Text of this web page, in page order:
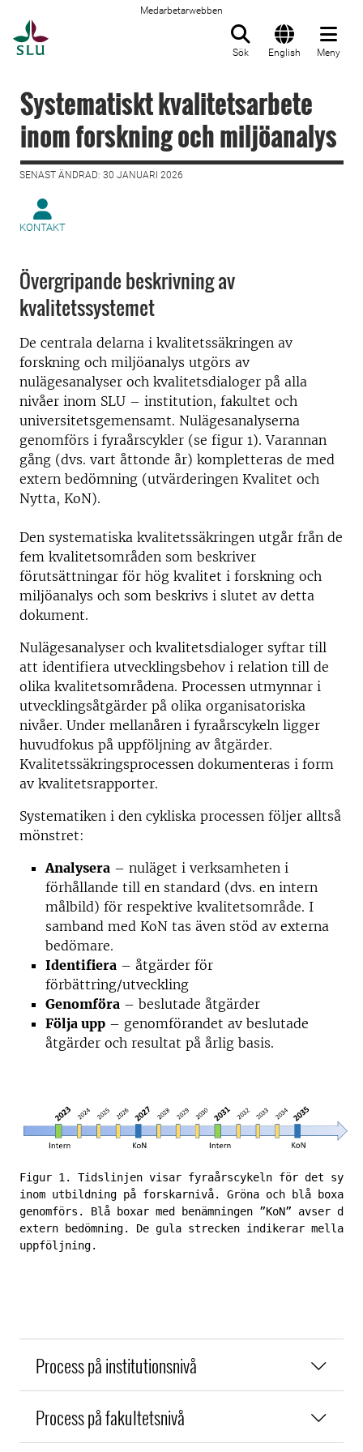
Medarbetarwebben
Sök English Meny
Systematiskt kvalitetsarbete
inom forskning och miljöanalys
SENAST ÄNDRAD: 30 JANUARI 2026
KONTAKT
Övergripande beskrivning av
kvalitetssystemet
De centrala delarna i kvalitetssäkringen av
forskning och miljöanalys utgörs av
nulägesanalyser och kvalitetsdialoger på alla
nivåer inom SLU – institution, fakultet och
universitetsgemensamt. Nulägesanalyserna
genomförs i fyraårscykler (se figur 1). Varannan
gång (dvs. vart åttonde år) kompletteras de med
extern bedömning (utvärderingen Kvalitet och
Nytta, KoN).
Den systematiska kvalitetssäkringen utgår från de
fem kvalitetsområden som beskriver
förutsättningar för hög kvalitet i forskning och
miljöanalys och som beskrivs i slutet av detta
dokument.
Nulägesanalyser och kvalitetsdialoger syftar till
att identifiera utvecklingsbehov i relation till de
olika kvalitetsområdena. Processen utmynnar i
utvecklingsåtgärder på olika organisatoriska
nivåer. Under mellanåren i fyraårscykeln ligger
huvudfokus på uppföljning av åtgärder.
Kvalitetssäkringsprocessen dokumenteras i form
av kvalitetsrapporter.
Systematiken i den cykliska processen följer alltså
mönstret:
Analysera – nuläget i verksamheten i
förhållande till en standard (dvs. en intern
målbild) för respektive kvalitetsområde. I
samband med KoN tas även stöd av externa
bedömare.
Identifiera – åtgärder för
förbättring/utveckling
Genomföra – beslutade åtgärder
Följa upp – genomförandet av beslutade
åtgärder och resultat på årlig basis.
Figur 1. Tidslinjen visar fyraårscykeln för det
inom utbildning på forskarnivå. Gröna och blå boxar
genomförs. Blå boxar med benämningen ”KoN” avser
extern bedömning. De gula strecken indikerar
uppföljning.
Process på institutionsnivå
Process på fakultetsnivå